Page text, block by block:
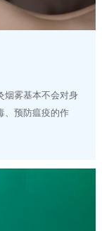
烟雾基本不会对身
、预防瘟疫的作